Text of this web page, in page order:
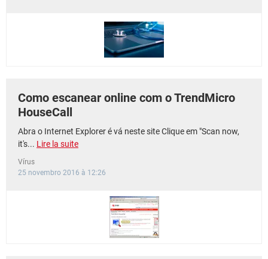
Como escanear online com o TrendMicro
HouseCall
Abra o Internet Explorer é vá neste site Clique em "Scan now,
it's... Lire la suite
Vírus
25 novembro 2016 à 12:26